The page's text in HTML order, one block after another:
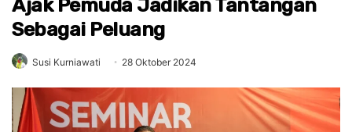
Ajak Pemuda Jadikan Tantangan
Sebagai Peluang
Susi Kurniawati 28 Oktober 2024